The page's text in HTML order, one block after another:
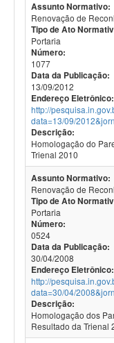
Assunto Normativo:
Renovação de
Tipo de Ato
Portaria
Número:
1077
Data da Publicação:
13/09/2012
Endereço Eletrônico:
http://
data=13/09/
Descrição:
Homologação do
Trienal 2010
Assunto Normativo:
Renovação de
Tipo de Ato
Portaria
Número:
0524
Data da Publicação:
30/04/2008
Endereço Eletrônico:
http://
data=30/04/
Descrição:
Homologação dos
Resultado da Trienal